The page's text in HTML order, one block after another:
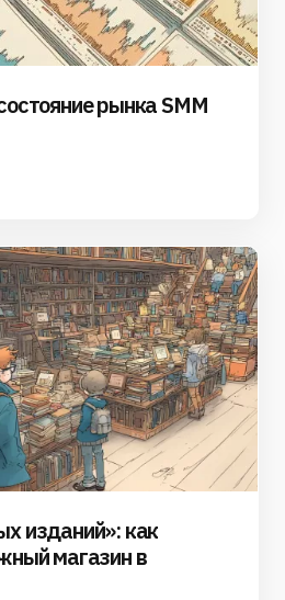
рынка SMM
изданий»: как
магазин в